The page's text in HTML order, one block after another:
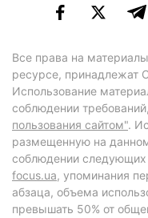
Все права на
ресурсе,
Использование
соблюдении
пользования сайтом".
размещенную на
соблюдении следующих
focus.ua, упоминания
абзаца, объема
превышать 50% от